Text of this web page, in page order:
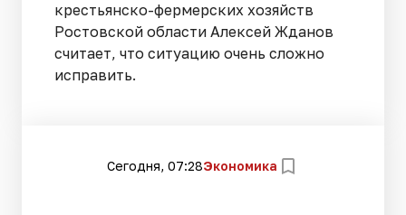
крестьянско-фермерских хозяйств
Ростовской области Алексей Жданов
считает, что ситуацию очень сложно
исправить.
Сегодня, 07:28Экономика